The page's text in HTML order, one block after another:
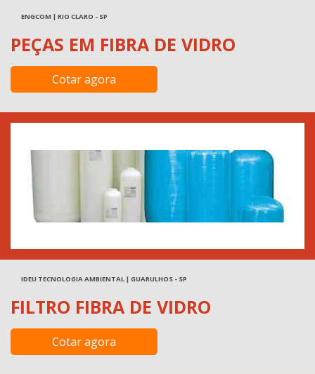
ENGCOM | RIO CLARO - SP
PEÇAS EM FIBRA DE VIDRO
Cotar agora
IDEU TECNOLOGIA AMBIENTAL | GUARULHOS - SP
FILTRO FIBRA DE VIDRO
Cotar agora